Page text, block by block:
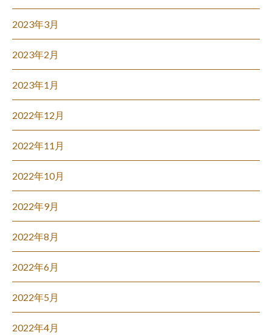
2023年3月
2023年2月
2023年1月
2022年12月
2022年11月
2022年10月
2022年9月
2022年8月
2022年6月
2022年5月
2022年4月